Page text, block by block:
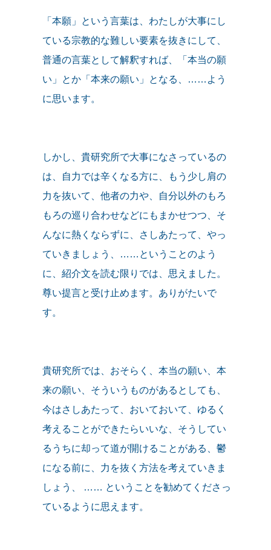
「本願」という言葉は、わたしが大事にし
ている宗教的な難しい要素を抜きにして、
普通の言葉として解釈すれば、「本当の願
い」とか「本来の願い」となる、……よう
に思います。
しかし、貴研究所で大事になさっているの
は、自力では辛くなる方に、もう少し肩の
力を抜いて、他者の力や、自分以外のもろ
もろの巡り合わせなどにもまかせつつ、そ
んなに熱くならずに、さしあたって、やっ
ていきましょう、……ということのよう
に、紹介文を読む限りでは、思えました。
尊い提言と受け止めます。ありがたいで
す。
貴研究所では、おそらく、本当の願い、本
来の願い、そういうものがあるとしても、
今はさしあたって、おいておいて、ゆるく
考えることができたらいいな、そうしてい
るうちに却って道が開けることがある、鬱
になる前に、力を抜く方法を考えていきま
しょう、 …… ということを勧めてくださっ
ているように思えます。